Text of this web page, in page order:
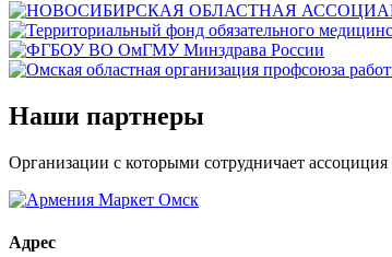
Наши партнеры
Организации с которыми сотрудничает ассоциция
Адрес